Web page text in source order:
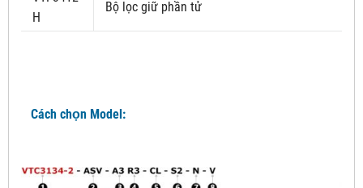
H
Bộ lọc giữ phần tử
Cách chọn Model: